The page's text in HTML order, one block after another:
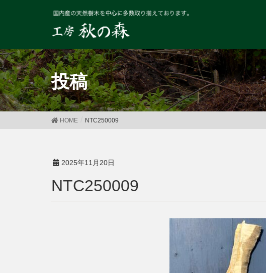
投稿
HOME NTC250009
2025年11月20日
NTC250009